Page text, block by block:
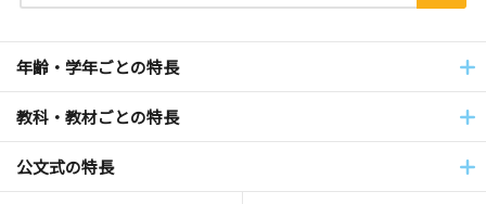
年齢・学年ごとの特長
教科・教材ごとの特長
公文式の特長